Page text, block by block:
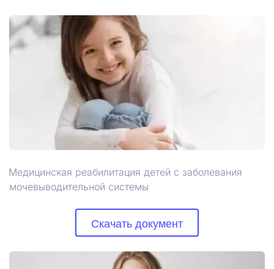
Медицинская реабилитация детей с заболевания
мочевыводительной системы
Скачать документ